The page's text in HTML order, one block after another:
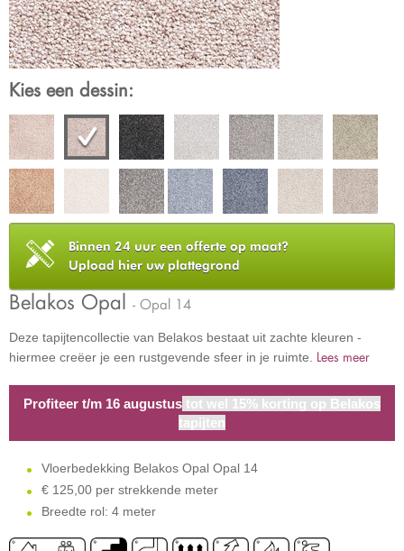
Kies een dessin:
Binnen 24 uur een offerte op maat?
Upload hier uw plattegrond
Belakos Opal - Opal 14
Deze tapijtencollectie van Belakos bestaat uit zachte kleuren -
hiermee creëer je een rustgevende sfeer in je ruimte. Lees meer
Profiteer t/m 16 augustus tot wel 15% korting op Belakos
tapijten
Vloerbedekking Belakos Opal Opal 14
€ 125,00 per strekkende meter
Breedte rol: 4 meter